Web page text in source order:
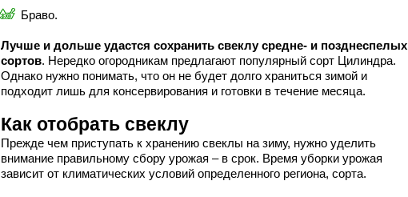
Браво.
Лучше и дольше удастся сохранить свеклу средне- и позднеспелых
сортов. Нередко огородникам предлагают популярный сорт Цилиндра.
Однако нужно понимать, что он не будет долго храниться зимой и
подходит лишь для консервирования и готовки в течение месяца.
Как отобрать свеклу
Прежде чем приступать к хранению свеклы на зиму, нужно уделить
внимание правильному сбору урожая – в срок. Время уборки урожая
зависит от климатических условий определенного региона, сорта.